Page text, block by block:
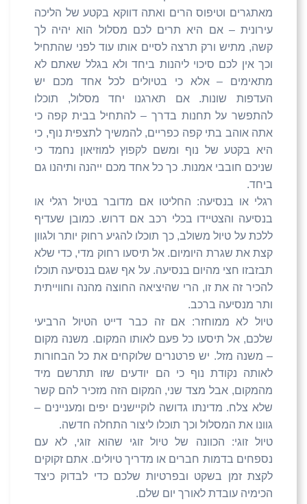
מאתגרים וטיפוס הרים ואתה דווקא בקטע של הליכה
עירונית – אם היא תרים לכם מסלול הוא יהיה לך
קשה, מתיש ורק תרצה לסיים אותו עוד לפני שהתחיל
וכך אין לכם סיכוי ליהנות ביחד ולא בגלל שאתם לא
מתאימים – אלא כי בטיולים לכל אחד מכם יש
העדפות שונות. אם תארגנו יחד מסלול, תוכלו
להתפשר על תחנות בדרך – להתחיל בבית קפה כי
אתה אוהב בתי קפה כפריים, להמשיך לתצפית נוף, כי
היא בקטע של נוף ומשם לקפוץ למוזיאון נחמד כי
שניכם חובבי אמנות. כך כל אחד מכם ייהנה ותיהנו גם
ביחד.
רגלי או בנסיעה: החליטו אם מדובר בטיול רגלי או
בנסיעה והצטיידו בכלי רכב אם דרוש. כמובן שעדיף
ללכת על טיול משולב, כך תוכלו להגיע רחוק יותר ולגוון
קצת את שגרת היומיום. אל תיסעו רחוק מדי, כדי שלא
תבזבזו חצי מהיום בנסיעה. על אף שגם בנסיעה תוכלו
להכיר זה את זו, הרי שהיציאה החוצה מהנה וחווייתית
ותר מנסיעה ברכב.
טיול לא ממוחזר: אם זה כבר דייט הטיול הרביעי
שלכם, אל תיסעו כל פעם לאותו המקום. משנה מקום
– משנה מזל. יש פרטנרים שלוקחים את כל הבחורות
לאותה נקודת נוף כי הם יודעים שזו תתרשם מיד
מהמקום, אבל מצד שני, המקום הזה מזכיר להם קשר
שלא צלח. מדינתו גדושה לוקיישנים יפים ומעניינים –
גוונו את המסלול וכך תוכלו ליצור התחלה חדשה.
טיול זוגי: הכוונה של טיול זוגי שהוא זוגי, לא עם
נספחים בדמות חברים או מדריך טיולים. אתם זקוקים
לקצת זמן בשקט ובפרטיות שלכם כדי לבדוק כיצד
הכימיה עובדת לאורך יום שלם.